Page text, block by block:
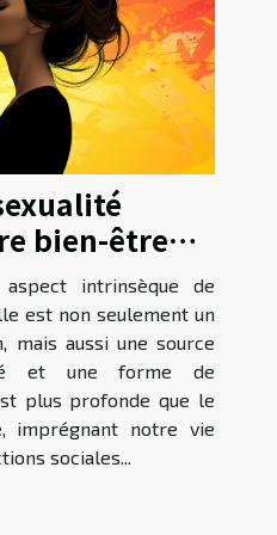
bien-être
intrinsèque de
est non seulement un
mais aussi une source
et une forme de
plus profonde que le
imprégnant notre vie
sociales...